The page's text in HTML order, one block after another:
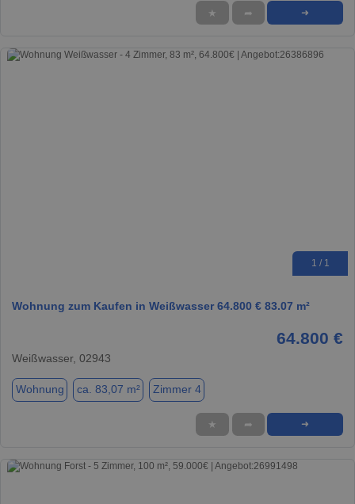
★ ➦ ➜
1 / 1
Wohnung zum Kaufen in Weißwasser 64.800 € 83.07 m²
64.800 €
Weißwasser, 02943
Wohnung ca. 83,07 m² Zimmer 4
★ ➦ ➜